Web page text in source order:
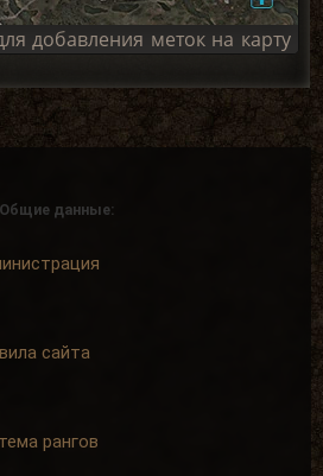
добавления меток на карту
Общие данные:
сайта
рангов